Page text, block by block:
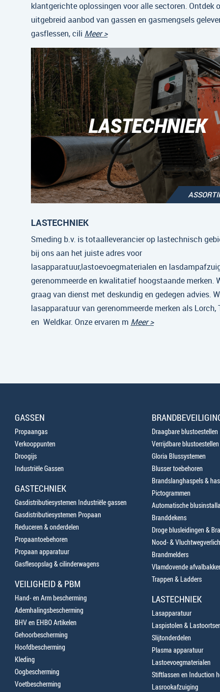
klantgerichte oplossingen voor alle sectoren. Ontdek
uitgebreid aanbod van gassen en gasmengsels
gasflessen, cili Meer >
LASTECHNIEK
LASTECHNIEK
Smeding b.v. is totaalleverancier op lastechnisch
bij ons aan het juiste adres voor
lasapparatuur,lastoevoegmaterialen en
gerenommeerde en kwalitatief hoogstaande merken.
graag van dienst met deskundig en gedegen advies.
lasapparatuur van gerenommeerde merken als Lorch,
en Weldkar. Onze ervaren m Meer >
GASSEN
Propaangas
Verkooppunten
Droogijs
Industriële Gassen
GASTECHNIEK
Gasdistributiesystemen Industriële gassen
Gasdistributiesystemen Propaan
Reduceren & onderdelen
Propaantoebehoren
Propaan apparatuur
Gasflesopslag & cilinderwagens
VEILIGHEID & PBM
Hand- en Arm bescherming
Ademhalingsbescherming
BHV en EHBO Artikelen
Gehoorbescherming
Hoofdbescherming
Kleding
Oogbescherming
Voetbescherming
Draagbare blustoestellen
Verrijdbare blustoestellen
Gloria Blussystemen
Blusser toebehoren
Brandslanghaspels &
Pictogrammen
Automatische
Branddekens
Droge blusleidingen &
Nood- &
Brandmelders
Vlamdovende
Trappen & Ladders
LASTECHNIEK
Lasapparatuur
Laspistolen &
Slijtonderdelen
Plasma apparatuur
Lastoevoegmaterialen
Stiftlassen en Induction
Lasrookafzuiging